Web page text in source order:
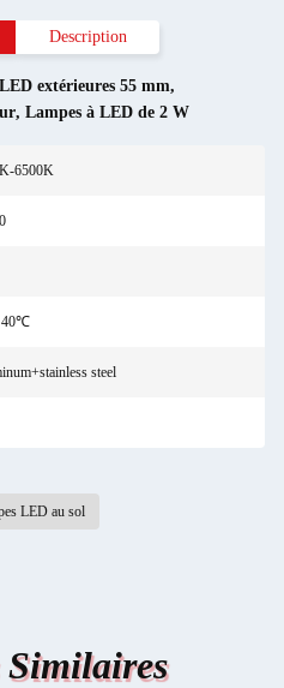
Description
extérieures 55 mm,
, Lampes à LED de 2 W
6500K
40℃
steel
LED au sol